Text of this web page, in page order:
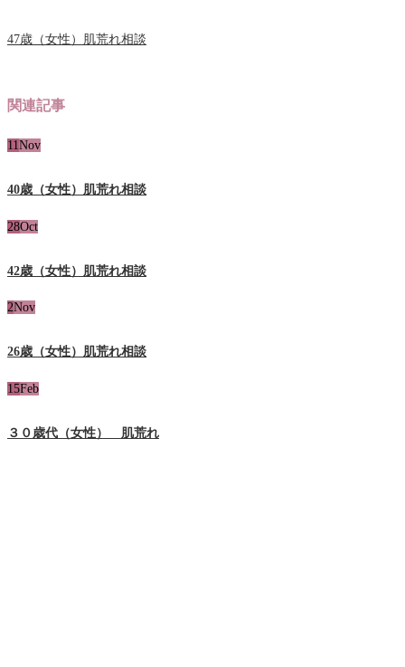
47歳（女性）肌荒れ相談
関連記事
11 Nov
40歳（女性）肌荒れ相談
28Oct
42歳（女性）肌荒れ相談
2Nov
26歳（女性）肌荒れ相談
15Feb
３０歳代（女性） 肌荒れ